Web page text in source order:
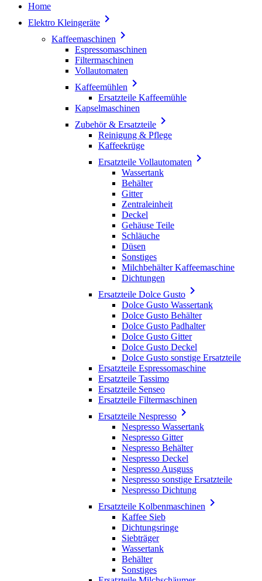
Home
Elektro Kleingeräte 
Kaffeemaschinen 
Espressomaschinen
Filtermaschinen
Vollautomaten
Kaffeemühlen 
Ersatzteile Kaffeemühle
Kapselmaschinen
Zubehör & Ersatzteile 
Reinigung & Pflege
Kaffeekrüge
Ersatzteile Vollautomaten 
Wassertank
Behälter
Gitter
Zentraleinheit
Deckel
Gehäuse Teile
Schläuche
Düsen
Sonstiges
Milchbehälter Kaffeemaschine
Dichtungen
Ersatzteile Dolce Gusto 
Dolce Gusto Wassertank
Dolce Gusto Behälter
Dolce Gusto Padhalter
Dolce Gusto Gitter
Dolce Gusto Deckel
Dolce Gusto sonstige Ersatzteile
Ersatzteile Espressomaschine
Ersatzteile Tassimo
Ersatzteile Senseo
Ersatzteile Filtermaschinen
Ersatzteile Nespresso 
Nespresso Wassertank
Nespresso Gitter
Nespresso Behälter
Nespresso Deckel
Nespresso Ausguss
Nespresso sonstige Ersatzteile
Nespresso Dichtung
Ersatzteile Kolbenmaschinen 
Kaffee Sieb
Dichtungsringe
Siebträger
Wassertank
Behälter
Sonstiges